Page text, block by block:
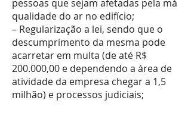
pessoas que sejam afetadas pela má
qualidade do ar no edifício;
– Regularização a lei, sendo que o
descumprimento da mesma pode
acarretar em multa (de até R$
200.000,00 e dependendo a área de
atividade da empresa chegar a 1,5
milhão) e processos judiciais;